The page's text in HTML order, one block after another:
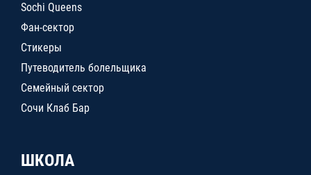
Sochi Queens
Фан-сектор
Стикеры
Путеводитель болельщика
Семейный сектор
Сочи Клаб Бар
ШКОЛА